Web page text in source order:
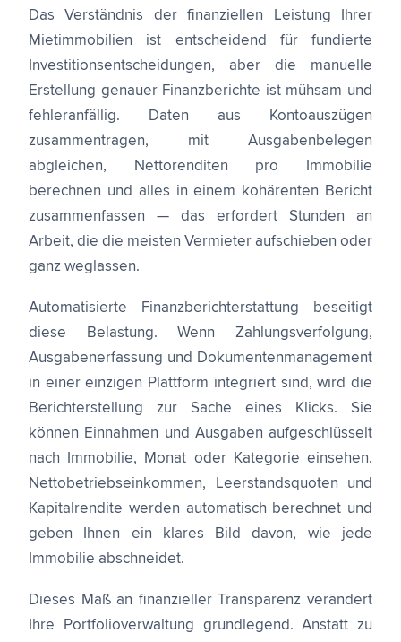
Das Verständnis der finanziellen Leistung Ihrer
Mietimmobilien ist entscheidend für fundierte
Investitionsentscheidungen, aber die manuelle
Erstellung genauer Finanzberichte ist mühsam und
fehleranfällig. Daten aus Kontoauszügen
zusammentragen, mit Ausgabenbelegen
abgleichen, Nettorenditen pro Immobilie
berechnen und alles in einem kohärenten Bericht
zusammenfassen — das erfordert Stunden an
Arbeit, die die meisten Vermieter aufschieben oder
ganz weglassen.
Automatisierte Finanzberichterstattung beseitigt
diese Belastung. Wenn Zahlungsverfolgung,
Ausgabenerfassung und Dokumentenmanagement
in einer einzigen Plattform integriert sind, wird die
Berichterstellung zur Sache eines Klicks. Sie
können Einnahmen und Ausgaben aufgeschlüsselt
nach Immobilie, Monat oder Kategorie einsehen.
Nettobetriebseinkommen, Leerstandsquoten und
Kapitalrendite werden automatisch berechnet und
geben Ihnen ein klares Bild davon, wie jede
Immobilie abschneidet.
Dieses Maß an finanzieller Transparenz verändert
Ihre Portfolioverwaltung grundlegend. Anstatt zu